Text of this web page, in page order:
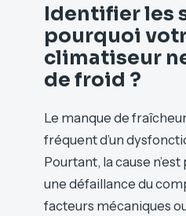
Identifier les
pourquoi
climatiseur
de froid ?
Le manque de
fréquent d’un
Pourtant, la cause
une défaillance du
facteurs mécaniques